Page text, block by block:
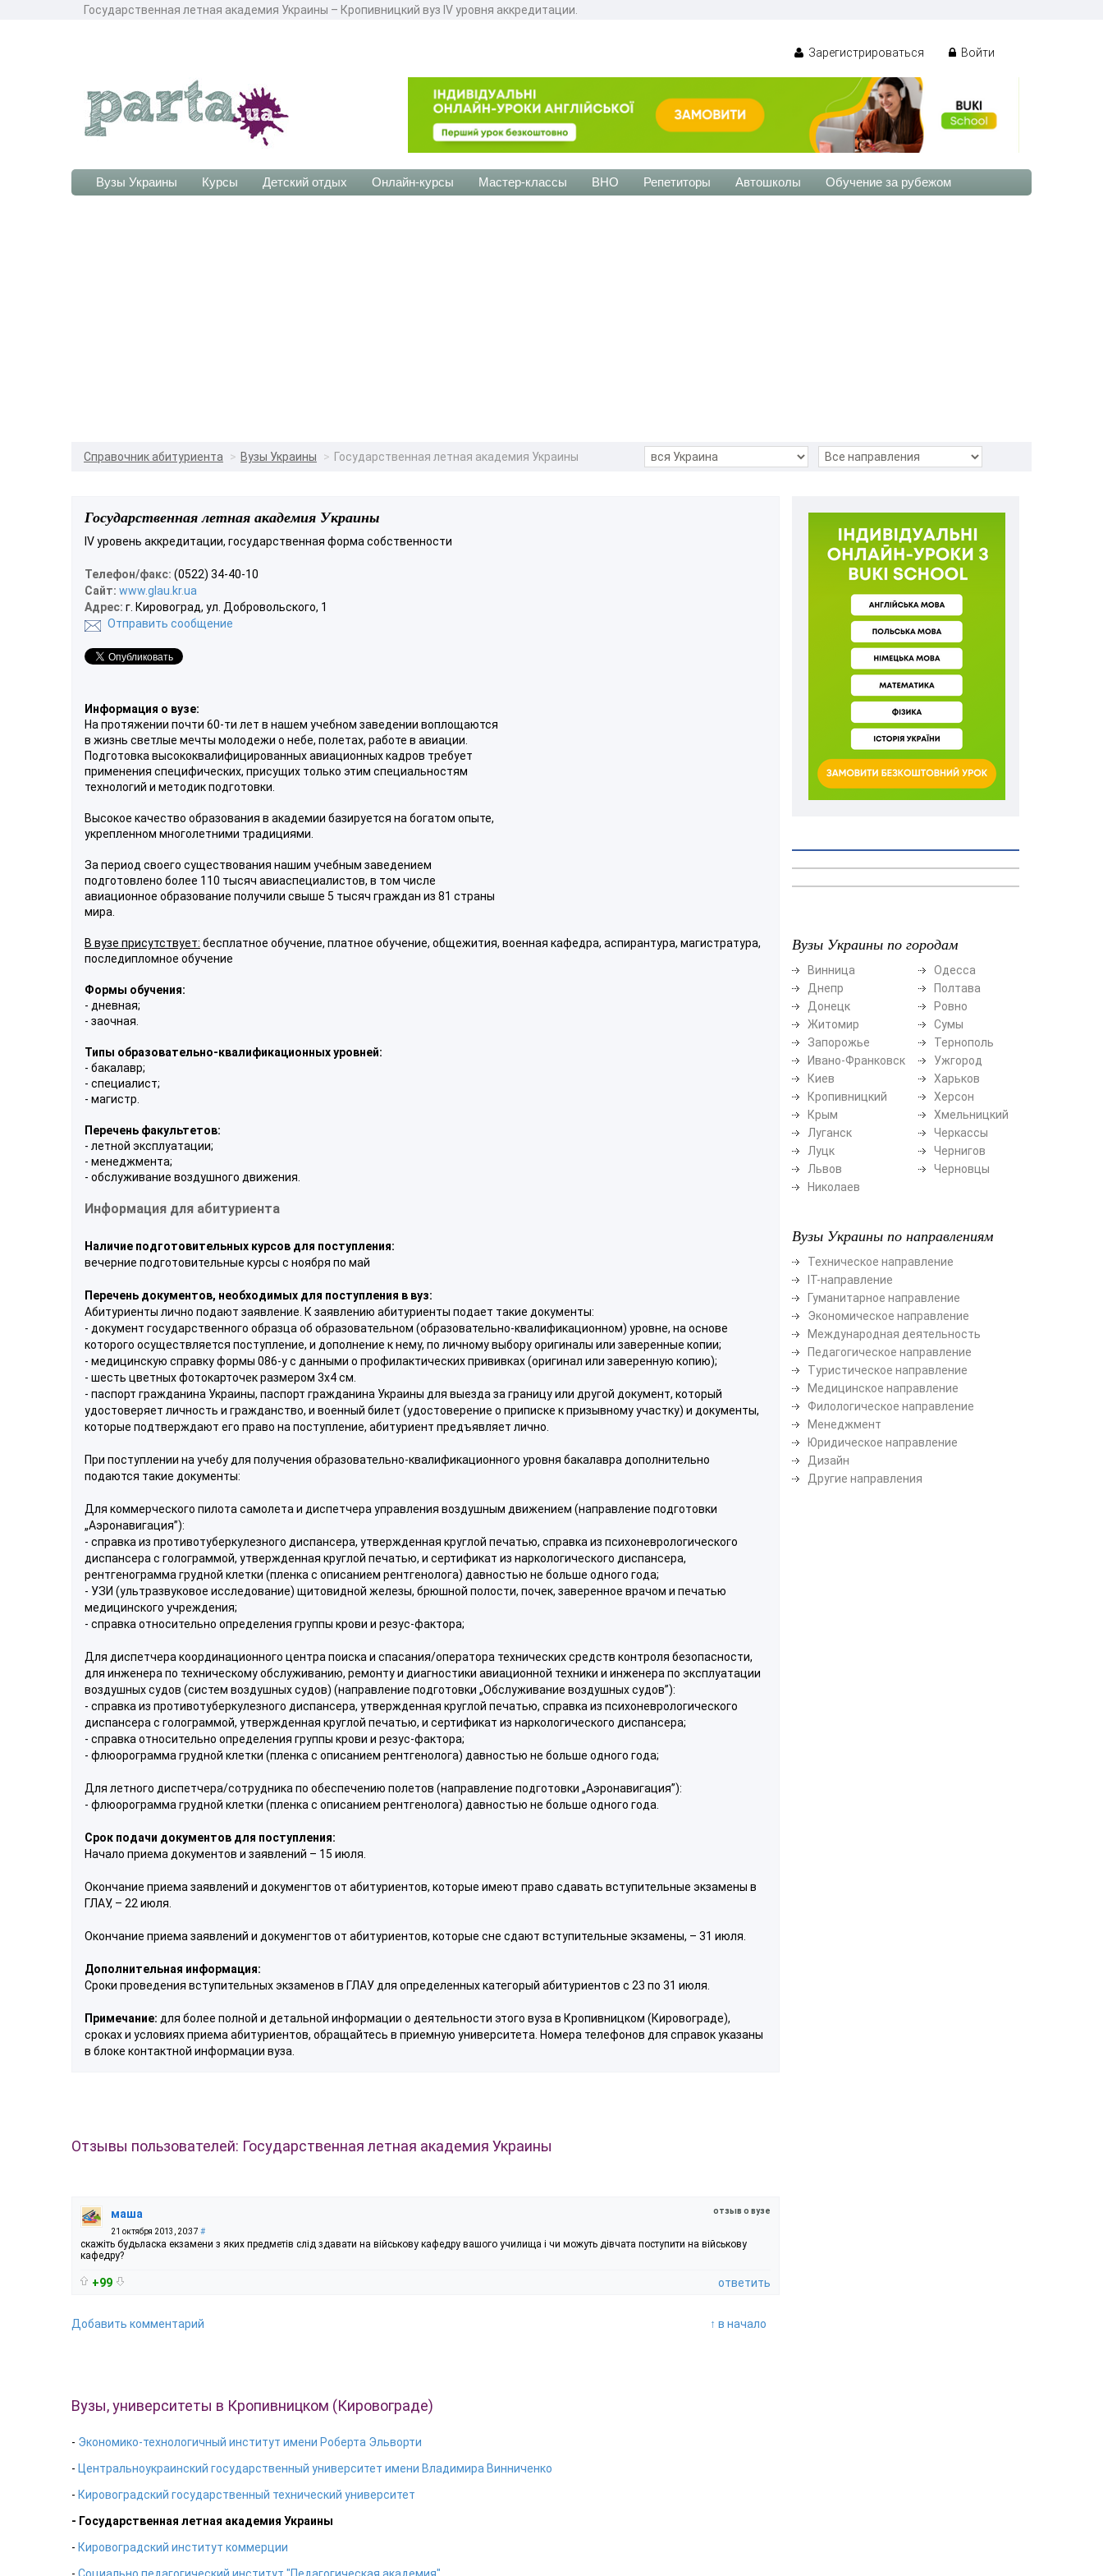
Государственная летная академия Украины – Кропивницкий вуз IV уровня аккредитации.
Зарегистрироваться Войти
Вузы Украины Курсы Детский отдых Онлайн-курсы Мастер-классы ВНО Репетиторы Автошколы Обучение за рубежом
Справочник абитуриента Вузы Украины Государственная летная академия Украины
Государственная летная академия Украины
IV уровень аккредитации, государственная форма собственности
Телефон/факс: (0522) 34-40-10
Сайт: www.glau.kr.ua
Адрес: г. Кировоград, ул. Добровольского, 1
Отправить сообщение
Информация о вузе:
На протяжении почти 60-ти лет в нашем учебном заведении воплощаются
в жизнь светлые мечты молодежи о небе, полетах, работе в авиации.
Подготовка высококвалифицированных авиационных кадров требует
применения специфических, присущих только этим специальностям
технологий и методик подготовки.
Высокое качество образования в академии базируется на богатом опыте,
укрепленном многолетними традициями.
За период своего существования нашим учебным заведением
подготовлено более 110 тысяч авиаспециалистов, в том числе
авиационное образование получили свыше 5 тысяч граждан из 81 страны
мира.
В вузе присутствует: бесплатное обучение, платное обучение, общежития, военная кафедра, аспирантура, магистратура,
последипломное обучение
Формы обучения:
- дневная;
- заочная.
Типы образовательно-квалификационных уровней:
- бакалавр;
- специалист;
- магистр.
Перечень факультетов:
- летной эксплуатации;
- менеджмента;
- обслуживание воздушного движения.
Информация для абитуриента
Наличие подготовительных курсов для поступления:
вечерние подготовительные курсы с ноября по май
Перечень документов, необходимых для поступления в вуз:
Абитуриенты лично подают заявление. К заявлению абитуриенты подает такие документы:
- документ государственного образца об образовательном (образовательно-квалификационном) уровне, на основе
которого осуществляется поступление, и дополнение к нему, по личному выбору оригиналы или заверенные копии;
- медицинскую справку формы 086-у с данными о профилактических прививках (оригинал или заверенную копию);
- шесть цветных фотокарточек размером 3х4 см.
- паспорт гражданина Украины, паспорт гражданина Украины для выезда за границу или другой документ, который
удостоверяет личность и гражданство, и военный билет (удостоверение о приписке к призывному участку) и документы,
которые подтверждают его право на поступление, абитуриент предъявляет лично.
При поступлении на учебу для получения образовательно-квалификационного уровня бакалавра дополнительно
подаются такие документы:
Для коммерческого пилота самолета и диспетчера управления воздушным движением (направление подготовки
„Аэронавигация”):
- справка из противотуберкулезного диспансера, утвержденная круглой печатью, справка из психоневрологического
диспансера с голограммой, утвержденная круглой печатью, и сертификат из наркологического диспансера,
рентгенограмма грудной клетки (пленка с описанием рентгенолога) давностью не больше одного года;
- УЗИ (ультразвуковое исследование) щитовидной железы, брюшной полости, почек, заверенное врачом и печатью
медицинского учреждения;
- справка относительно определения группы крови и резус-фактора;
Для диспетчера координационного центра поиска и спасания/оператора технических средств контроля безопасности,
для инженера по техническому обслуживанию, ремонту и диагностики авиационной техники и инженера по эксплуатации
воздушных судов (систем воздушных судов) (направление подготовки „Обслуживание воздушных судов”):
- справка из противотуберкулезного диспансера, утвержденная круглой печатью, справка из психоневрологического
диспансера с голограммой, утвержденная круглой печатью, и сертификат из наркологического диспансера;
- справка относительно определения группы крови и резус-фактора;
- флюорограмма грудной клетки (пленка с описанием рентгенолога) давностью не больше одного года;
Для летного диспетчера/сотрудника по обеспечению полетов (направление подготовки „Аэронавигация”):
- флюорограмма грудной клетки (пленка с описанием рентгенолога) давностью не больше одного года.
Срок подачи документов для поступления:
Начало приема документов и заявлений – 15 июля.
Окончание приема заявлений и докуменгтов от абитуриентов, которые имеют право сдавать вступительные экзамены в
ГЛАУ, – 22 июля.
Окончание приема заявлений и докуменгтов от абитуриентов, которые сне сдают вступительные экзамены, – 31 июля.
Дополнительная информация:
Сроки проведения вступительных экзаменов в ГЛАУ для определенных категорый абитуриентов с 23 по 31 июля.
Примечание: для более полной и детальной информации о деятельности этого вуза в Кропивницком (Кировограде),
сроках и условиях приема абитуриентов, обращайтесь в приемную университета. Номера телефонов для справок указаны
в блоке контактной информации вуза.
Отзывы пользователей: Государственная летная академия Украины
отзыв о вузе
маша
21 октября 2013, 20:37 #
скажіть будьласка екзамени з яких предметів слід здавати на військову кафедру вашого училища і чи можуть дівчата поступити на військову
кафедру?
+99 ответить
Добавить комментарий ↑ в начало
Вузы, университеты в Кропивницком (Кировограде)
- Экономико-технологичный институт имени Роберта Эльворти
- Центральноукраинский государственный университет имени Владимира Винниченко
- Кировоградский государственный технический университет
- Государственная летная академия Украины
- Кировоградский институт коммерции
Вузы Украины по городам
Винница
Днепр
Донецк
Житомир
Запорожье
Ивано-Франковск
Киев
Кропивницкий
Крым
Луганск
Луцк
Львов
Николаев
Одесса
Полтава
Ровно
Сумы
Тернополь
Ужгород
Харьков
Херсон
Хмельницкий
Черкассы
Чернигов
Черновцы
Вузы Украины по направлениям
Техническое направление
ІТ-направление
Гуманитарное направление
Экономическое направление
Международная деятельность
Педагогическое направление
Туристическое направление
Медицинское направление
Филологическое направление
Менеджмент
Юридическое направление
Дизайн
Другие направления